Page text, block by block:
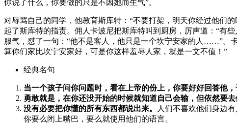
你说了什么，你要做的只是不因她而生气”。
对辱骂自己的同学，他教育斯库特：“不要打架，明天你经过他们
起了斯库特的指责。佣人卡波尼把斯库特叫到厨房，厉声道：“有
服气，怼了一句：“他不是客人，他只是一个坎宁安家的人……”。
算你们家比坎宁安家好，可是你这样羞辱人家，就是一文不值！”
经典名句
当一个孩子问你问题时，看在上帝的份上，你要好好回答他，
勇敢就是，在你还没开始的时候就知道自己会输，但依然要去
没有必要把你懂的所有东西都说出来。
人们不喜欢他们身边
你要么闭上嘴巴，要么就使用他们的语言。